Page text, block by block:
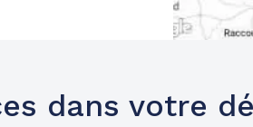
dans votre